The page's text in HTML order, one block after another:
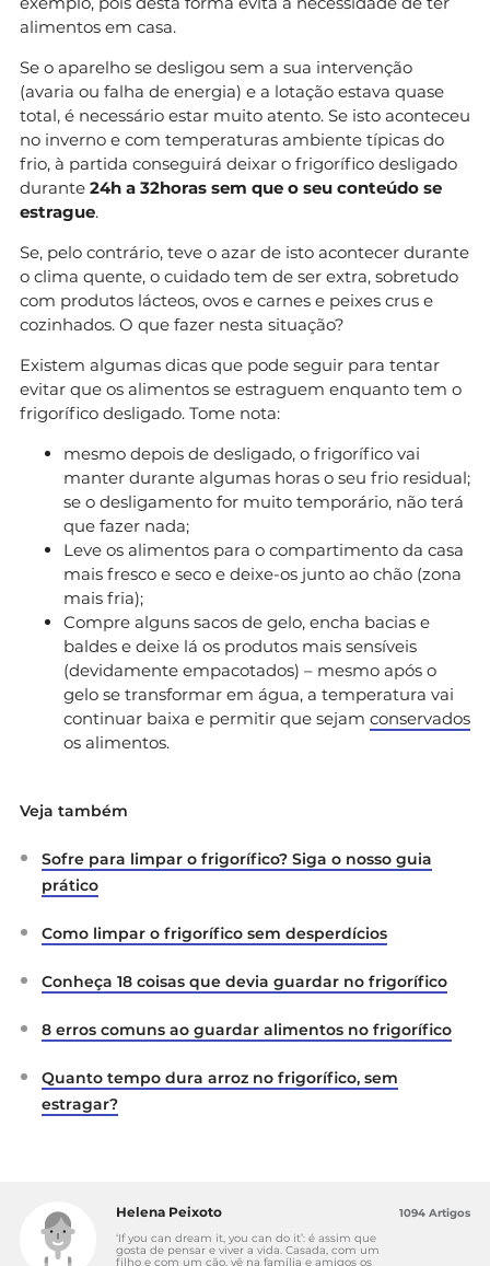
alimentos em casa.
Se o aparelho se desligou sem a sua intervenção
(avaria ou falha de energia) e a lotação estava quase
total, é necessário estar muito atento. Se isto aconteceu
no inverno e com temperaturas ambiente típicas do
frio, à partida conseguirá deixar o frigorífico desligado
durante 24h a 32horas sem que o seu conteúdo se
estrague.
Se, pelo contrário, teve o azar de isto acontecer durante
o clima quente, o cuidado tem de ser extra, sobretudo
com produtos lácteos, ovos e carnes e peixes crus e
cozinhados. O que fazer nesta situação?
Existem algumas dicas que pode seguir para tentar
evitar que os alimentos se estraguem enquanto tem o
frigorífico desligado. Tome nota:
mesmo depois de desligado, o frigorífico vai
manter durante algumas horas o seu frio residual;
se o desligamento for muito temporário, não terá
que fazer nada;
Leve os alimentos para o compartimento da casa
mais fresco e seco e deixe-os junto ao chão (zona
mais fria);
Compre alguns sacos de gelo, encha bacias e
baldes e deixe lá os produtos mais sensíveis
(devidamente empacotados) – mesmo após o
gelo se transformar em água, a temperatura vai
continuar baixa e permitir que sejam conservados
os alimentos.
Veja também
Sofre para limpar o frigorífico? Siga o nosso guia
prático
Como limpar o frigorífico sem desperdícios
Conheça 18 coisas que devia guardar no frigorífico
8 erros comuns ao guardar alimentos no frigorífico
Quanto tempo dura arroz no frigorífico, sem
estragar?
Helena Peixoto
‘If you can dream it, you can do it’: é assim que
gosta de pensar e viver a vida. Casada, com um
filho e com um cão, vê na família e amigos os
1094 Artigos